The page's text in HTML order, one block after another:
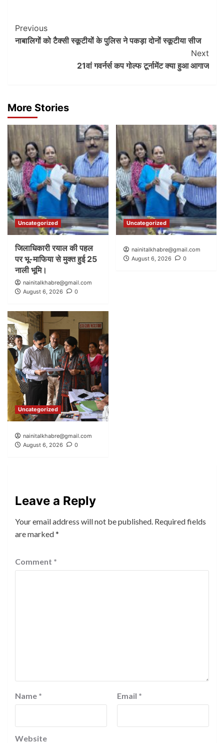
Post
Navigation
Previous
नाबालिगों को टैक्सी स्कूटीयों के पुलिस ने पकड़ा दोनों स्कूटीया सीज
Next
21वां गवर्नर्स कप गोल्फ टूर्नामेंट क्या हुआ आगाज
More Stories
Uncategorized
जिलाधिकारी रयाल की पहल
पर भू-माफिया से मुक्त हुई 25
नाली भूमि।
nainitalkhabre@gmail.com
August 6, 2026
0
Uncategorized
nainitalkhabre@gmail.com
August 6, 2026
0
Uncategorized
nainitalkhabre@gmail.com
August 6, 2026
0
Leave a Reply
Your email address will not be published. Required fields
are marked*
Comment *
Name * Email *
Website